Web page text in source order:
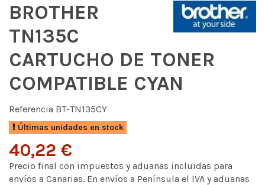
BROTHER
TN135C
CARTUCHO DE TONER
COMPATIBLE CYAN
Referencia BT-TN135CY
Últimas unidades en stock
40,22 €
Precio final con impuestos y aduanas incluidas para
envíos a Canarias. En envíos a Península el IVA y aduanas